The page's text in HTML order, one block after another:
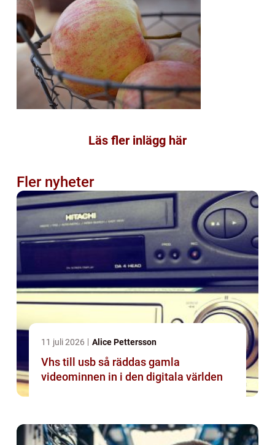
Läs fler inlägg här
Fler nyheter
11 juli 2026 Alice Pettersson
Vhs till usb så räddas gamla
videominnen in i den digitala världen